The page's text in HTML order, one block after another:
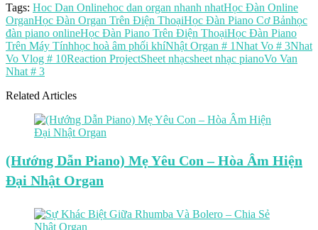
Tags: Hoc Dan Onlinehoc dan organ nhanh nhatHọc Đàn Online
OrganHọc Đàn Organ Trên Điện ThoạiHọc Đàn Piano Cơ Bảnhọc
đàn piano onlineHọc Đàn Piano Trên Điện ThoạiHọc Đàn Piano
Trên Máy Tínhhọc hoà âm phối khíNhật Organ # 1Nhat Vo # 3Nhat
Vo Vlog # 10Reaction ProjectSheet nhạcsheet nhạc pianoVo Van
Nhat # 3
Related Articles
(Hướng Dẫn Piano) Mẹ Yêu Con – Hòa Âm Hiện
Đại Nhật Organ